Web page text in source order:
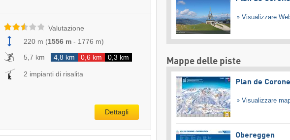
Valutazione
220 m (1556 m - 1776 m)
5,7 km
4,8 km 0,6 km 0,3 km
2 impianti di risalita
Dettagli
Visualizzare
Mappe delle piste
Plan de
Visualizzare
Obereggen